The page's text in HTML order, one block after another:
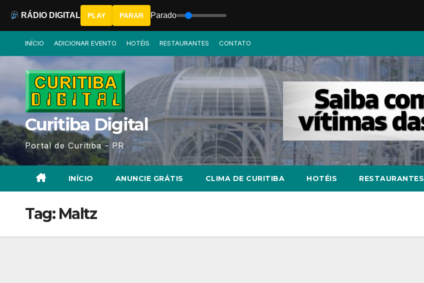
INÍCIO ADICIONAR EVENTO HOTÉIS RESTAURANTES CONTATO
Curitiba Digital
Portal de Curitiba - PR
INÍCIO ANUNCIE GRÁTIS CLIMA DE CURITIBA HOTÉIS RESTAURANTES
Tag: Maltz
RÁDIO DIGITAL PLAY PARAR Parado